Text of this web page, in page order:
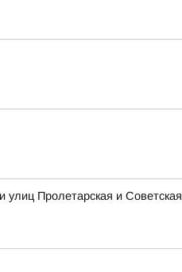
улиц Пролетарская и Советская